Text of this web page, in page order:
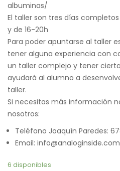
albuminas/
El taller son tres días
y de 16-20h
Para poder apuntarse al taller
tener alguna experiencia con
un taller complejo y tener
ayudará al alumno a
taller.
Si necesitas más información
nosotros:
Teléfono Joaquín Paredes:
Email:
6 disponibles